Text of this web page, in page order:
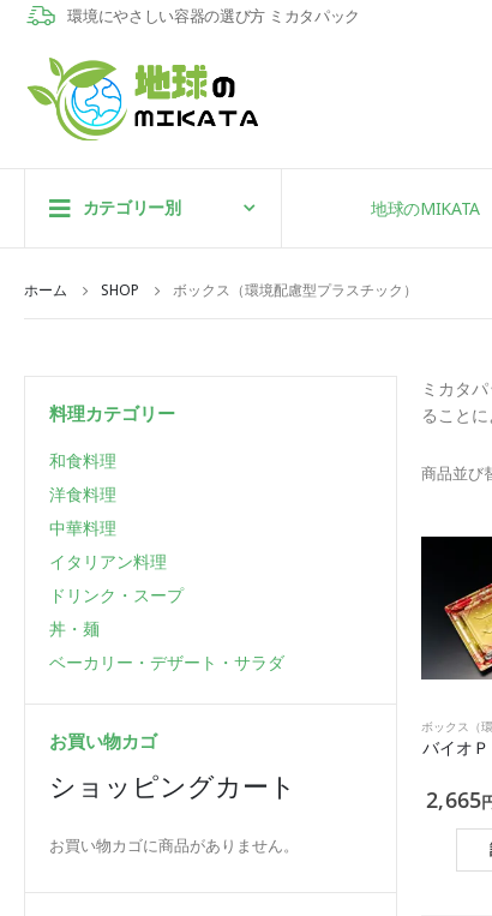
環境にやさしい容器の選び方 ミカタパック
カテゴリー別 地球のMIKATA
ホーム SHOP ボックス（環境配慮型プラスチック）
ミカタ
ること
商品並び
バイオ
2,665
料理カテゴリー
和食料理
洋食料理
中華料理
イタリアン料理
ドリンク・スープ
丼・麺
ベーカリー・デザート・サラダ
お買い物カゴ
ショッピングカート
お買い物カゴに商品がありません。